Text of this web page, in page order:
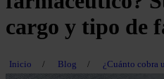
cargo y tipo de
Inicio / Blog / ¿Cuánto cobra